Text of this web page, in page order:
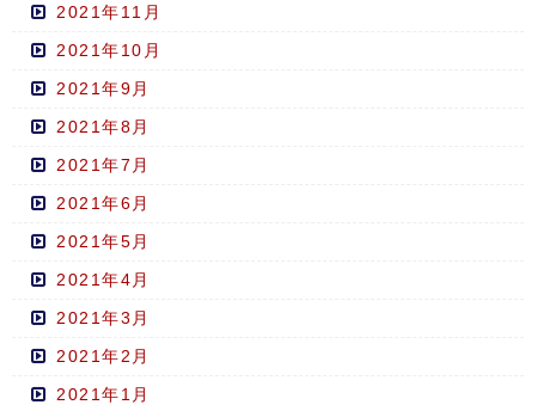
2021年11月
2021年10月
2021年9月
2021年8月
2021年7月
2021年6月
2021年5月
2021年4月
2021年3月
2021年2月
2021年1月